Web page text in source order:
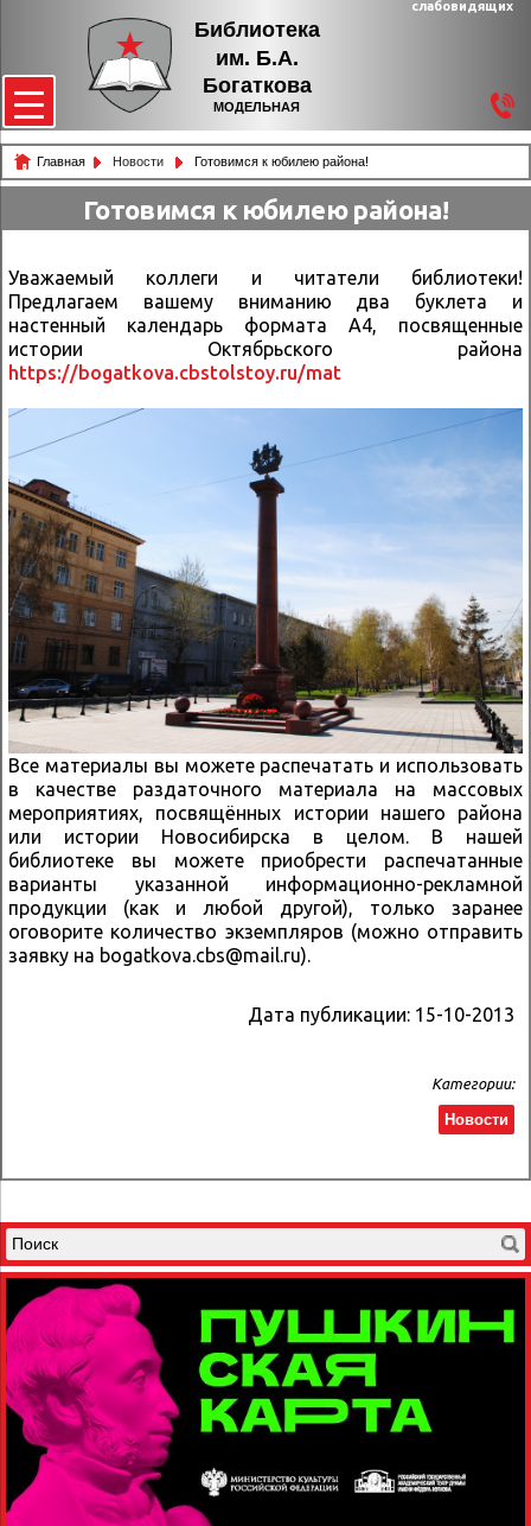
Библиотека
им. Б.А.
Богаткова
МОДЕЛЬНАЯ
слабовидящих
Главная Новости Готовимся к юбилею района!
Готовимся к юбилею района!
Уважаемый коллеги и читатели библиотеки!
Предлагаем вашему вниманию два буклета и
настенный календарь формата А4, посвященные
истории Октябрьского района
https://bogatkova.cbstolstoy.ru/mat
Все материалы вы можете распечатать и использовать
в качестве раздаточного материала на массовых
мероприятиях, посвящённых истории нашего района
или истории Новосибирска в целом. В нашей
библиотеке вы можете приобрести распечатанные
варианты указанной информационно-рекламной
продукции (как и любой другой), только заранее
оговорите количество экземпляров (можно отправить
заявку на bogatkova.cbs@mail.ru).
Дата публикации: 15-10-2013
Категории:
Новости